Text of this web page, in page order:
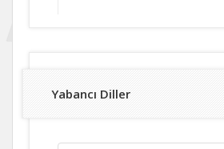
Yabancı Diller